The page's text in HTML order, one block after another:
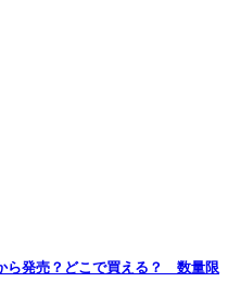
ら発売？どこで買える？ 数量限